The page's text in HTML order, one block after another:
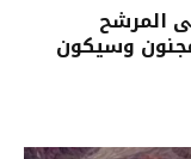
المرشح
وسيكون